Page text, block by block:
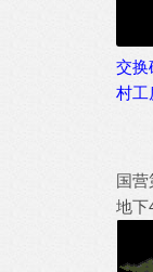
交换
村工
国营
地下